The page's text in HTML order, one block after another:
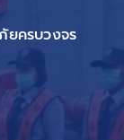
ยครบวงจร